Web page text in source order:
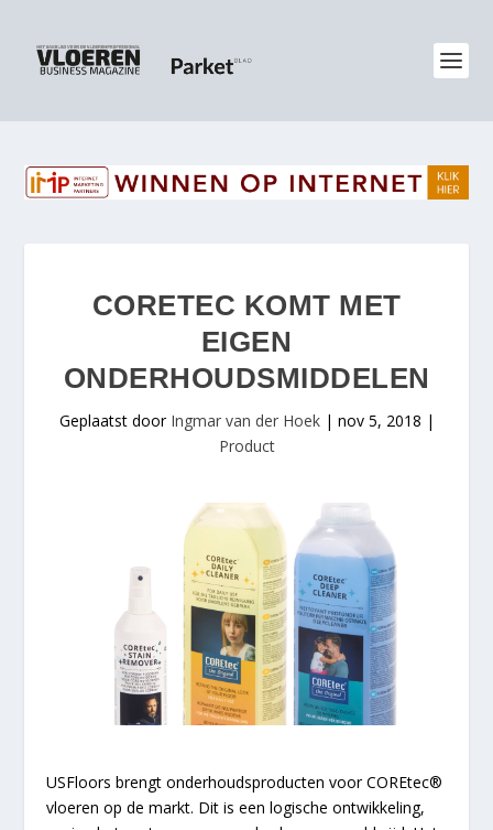
CORETEC KOMT MET
EIGEN
ONDERHOUDSMIDDELEN
Geplaatst door Ingmar van der Hoek| nov 5, 2018 |
Product
USFloors brengt onderhoudsproducten voor COREtec®
vloeren op de markt. Dit is een logische ontwikkeling,